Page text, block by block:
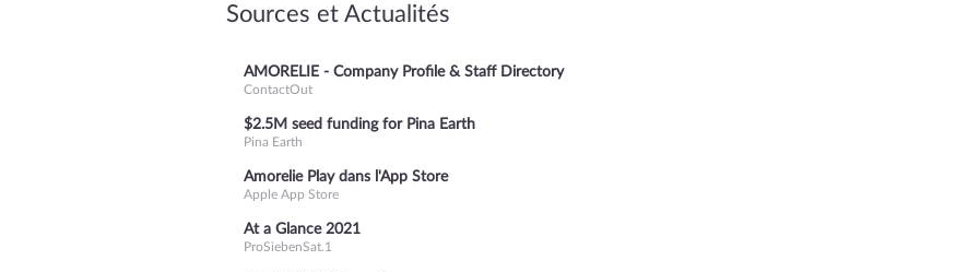
Sources et Actualités
AMORELIE - Company Profile & Staff Directory
ContactOut
$2.5M seed funding for Pina Earth
Pina Earth
Amorelie Play dans l'App Store
Apple App Store
At a Glance 2021
ProSiebenSat.1